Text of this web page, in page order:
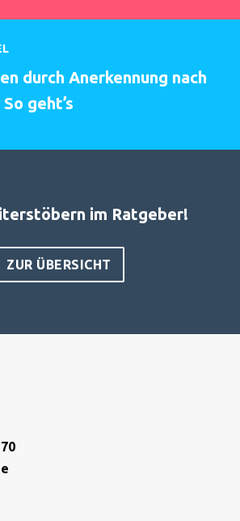
durch Anerkennung nach
geht’s
im Ratgeber!
ZUR ÜBERSICHT